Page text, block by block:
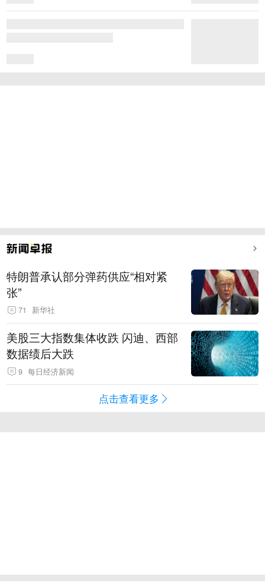
特朗普承认部分弹药供应“相对紧
张”
71 新华社
美股三大指数集体收跌 闪迪、西部
数据绩后大跌
9 每日经济新闻
点击查看更多